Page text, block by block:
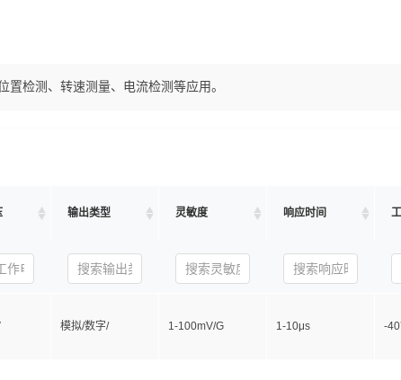
检测、转速测量、电流检测等应用。
输出类型 灵敏度 响应时间
模拟/数字/ 1-100mV/G 1-10μs -